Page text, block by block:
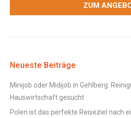
ZUM
Neueste Beiträge
Minijob oder Midijob in Gehlberg:
Hauswirtschaft gesucht
Polen ist das perfekte Reiseziel nach